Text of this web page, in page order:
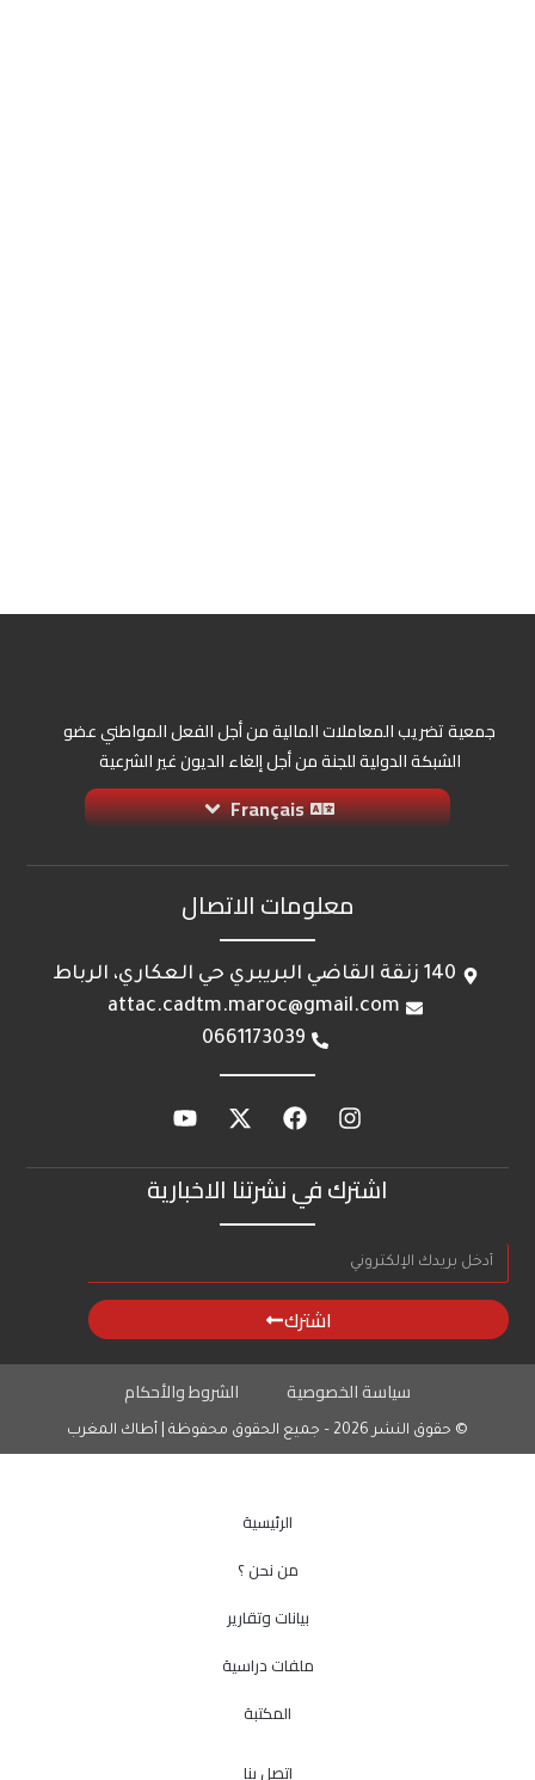
اشترك في نشرتنا الاخبارية
اشترك
معلومات الاتصال
140 زنقة القاضي البريبري حي العكاري، الرباط
attac.cadtm.maroc@gmail.com
0661173039
جمعية تضريب المعاملات المالية من أجل الفعل المواطني عضو
الشبكة الدولية للجنة من أجل إلغاء الديون غير الشرعية
Français
© حقوق النشر 2026 – جميع الحقوق محفوظة | أطاك المغرب
سياسة الخصوصية الشروط والأحكام
الرئيسية
من نحن ؟
بيانات وتقارير
ملفات دراسية
المكتبة
اتصل بنا